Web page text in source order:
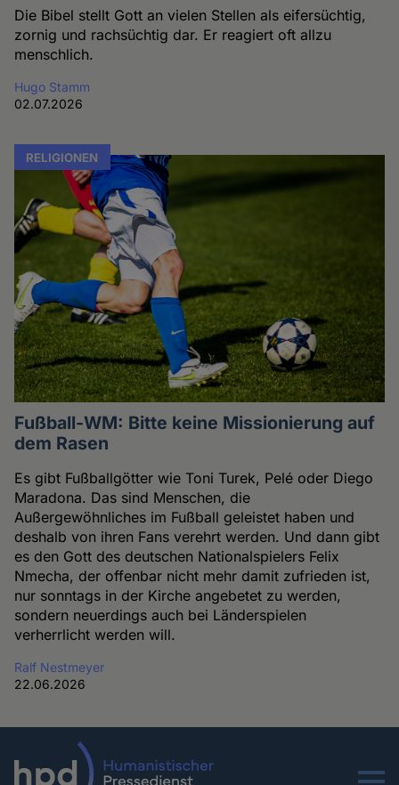
Die Bibel stellt Gott an vielen Stellen als eifersüchtig,
zornig und rachsüchtig dar. Er reagiert oft allzu
menschlich.
Hugo Stamm
02.07.2026
RELIGIONEN
Fußball-WM: Bitte keine Missionierung auf
dem Rasen
Es gibt Fußballgötter wie Toni Turek, Pelé oder Diego
Maradona. Das sind Menschen, die
Außergewöhnliches im Fußball geleistet haben und
deshalb von ihren Fans verehrt werden. Und dann gibt
es den Gott des deutschen Nationalspielers Felix
Nmecha, der offenbar nicht mehr damit zufrieden ist,
nur sonntags in der Kirche angebetet zu werden,
sondern neuerdings auch bei Länderspielen
verherrlicht werden will.
Ralf Nestmeyer
22.06.2026